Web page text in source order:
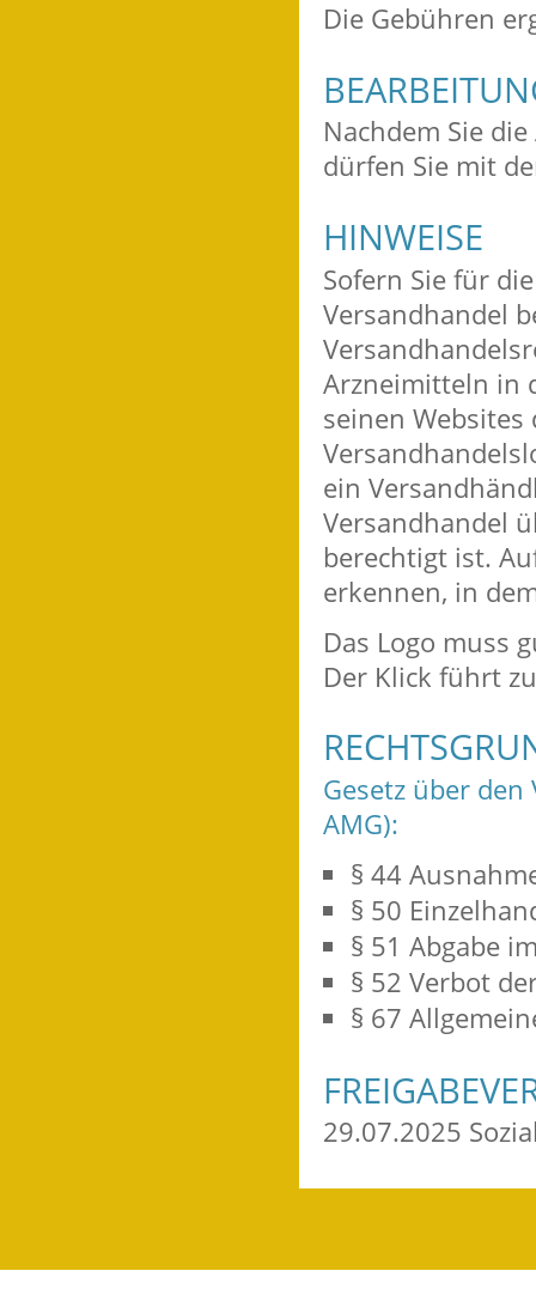
Die Gebühren
Nachdem Sie
dürfen Sie mit
HINWEISE
Sofern Sie für
Versandhandel
Arzneimitteln in
seinen Websites
ein
Versandhandel
berechtigt ist.
erkennen, in
Das Logo muss
Der Klick führt
Gesetz über
AMG):
§ 44
§ 50
§ 51 Abgabe
§ 52 Verbot
§ 67
29.07.2025